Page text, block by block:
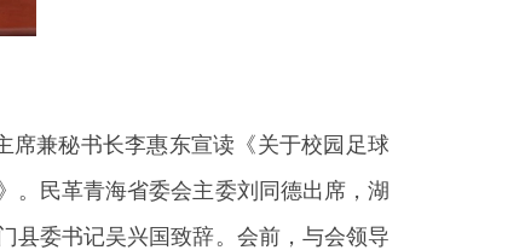
席兼秘书长李惠东宣读《关于校园足球
。民革青海省委会主委刘同德出席，湖
县委书记吴兴国致辞。会前，与会领导